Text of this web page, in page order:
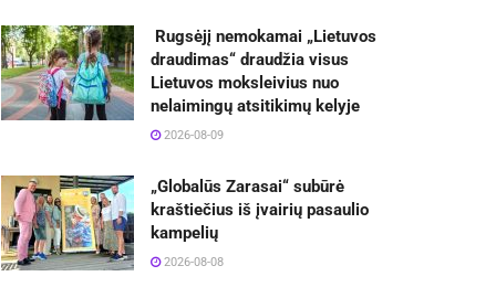
Rugsėjį nemokamai „Lietuvos
draudimas“ draudžia visus
Lietuvos moksleivius nuo
nelaimingų atsitikimų kelyje
2026-08-09
„Globalūs Zarasai“ subūrė
kraštiečius iš įvairių pasaulio
kampelių
2026-08-08